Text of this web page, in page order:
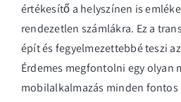
értékesítő a helyszínen is
rendezetlen számlákra. Ez a
épít és fegyelmezettebbé teszi
Érdemes megfontolni egy olyan
mobilalkalmazás minden fontos